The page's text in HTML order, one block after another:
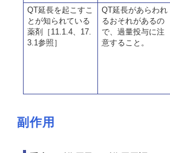
QT延長を起こすこ
とが知られている
薬剤［11.1.4、17.
3.1参照］
QT延長があらわれ
るおそれがあるの
で、過量投与に注
意すること。
副作用